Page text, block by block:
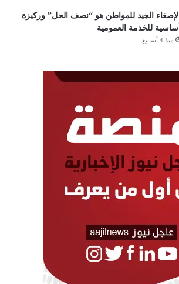
الإصغاء الجيد للمواطن هو “نصف الحل” وركيزة
أساسية للخدمة العمومية
منذ 4 أسابيع